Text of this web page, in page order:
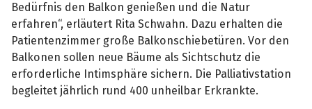
Bedürfnis den Balkon genießen und die Natur
erfahren“, erläutert Rita Schwahn. Dazu erhalten die
Patientenzimmer große Balkonschiebetüren. Vor den
Balkonen sollen neue Bäume als Sichtschutz die
erforderliche Intimsphäre sichern. Die Palliativstation
begleitet jährlich rund 400 unheilbar Erkrankte.